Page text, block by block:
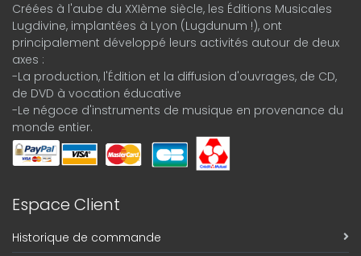
Créées à l'aube du XXIème siècle, les Éditions Musicales
Lugdivine, implantées à Lyon (Lugdunum !), ont
principalement développé leurs activités autour de deux
axes :
-La production, l'Édition et la diffusion d'ouvrages, de CD,
de DVD à vocation éducative
-Le négoce d'instruments de musique en provenance du
monde entier.
Espace Client
Historique de commande